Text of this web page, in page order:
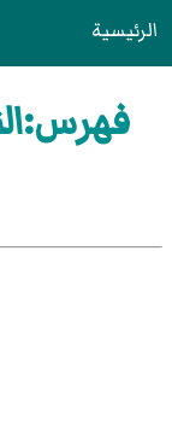
الرئيسية